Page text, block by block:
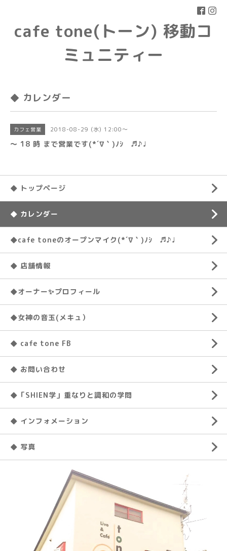
cafe tone(トーン) 移動コ
ミュニティー
◆ カレンダー
カフェ営業 2018-08-29 (水) 12:00～
〜 18 時 まで営業です(*´∇｀)ﾉｼ ♬♪♩
◆ トップページ
◆ カレンダー
◆cafe toneのオープンマイク(*´∇｀)ﾉｼ ♬♪♩
◆ 店舗情報
◆オーナー✨プロフィール
◆女神の音玉(メキュ）
◆ cafe tone FB
◆ お問い合わせ
◆「SHIEN学」重なりと調和の学問
◆ インフォメーション
◆ 写真